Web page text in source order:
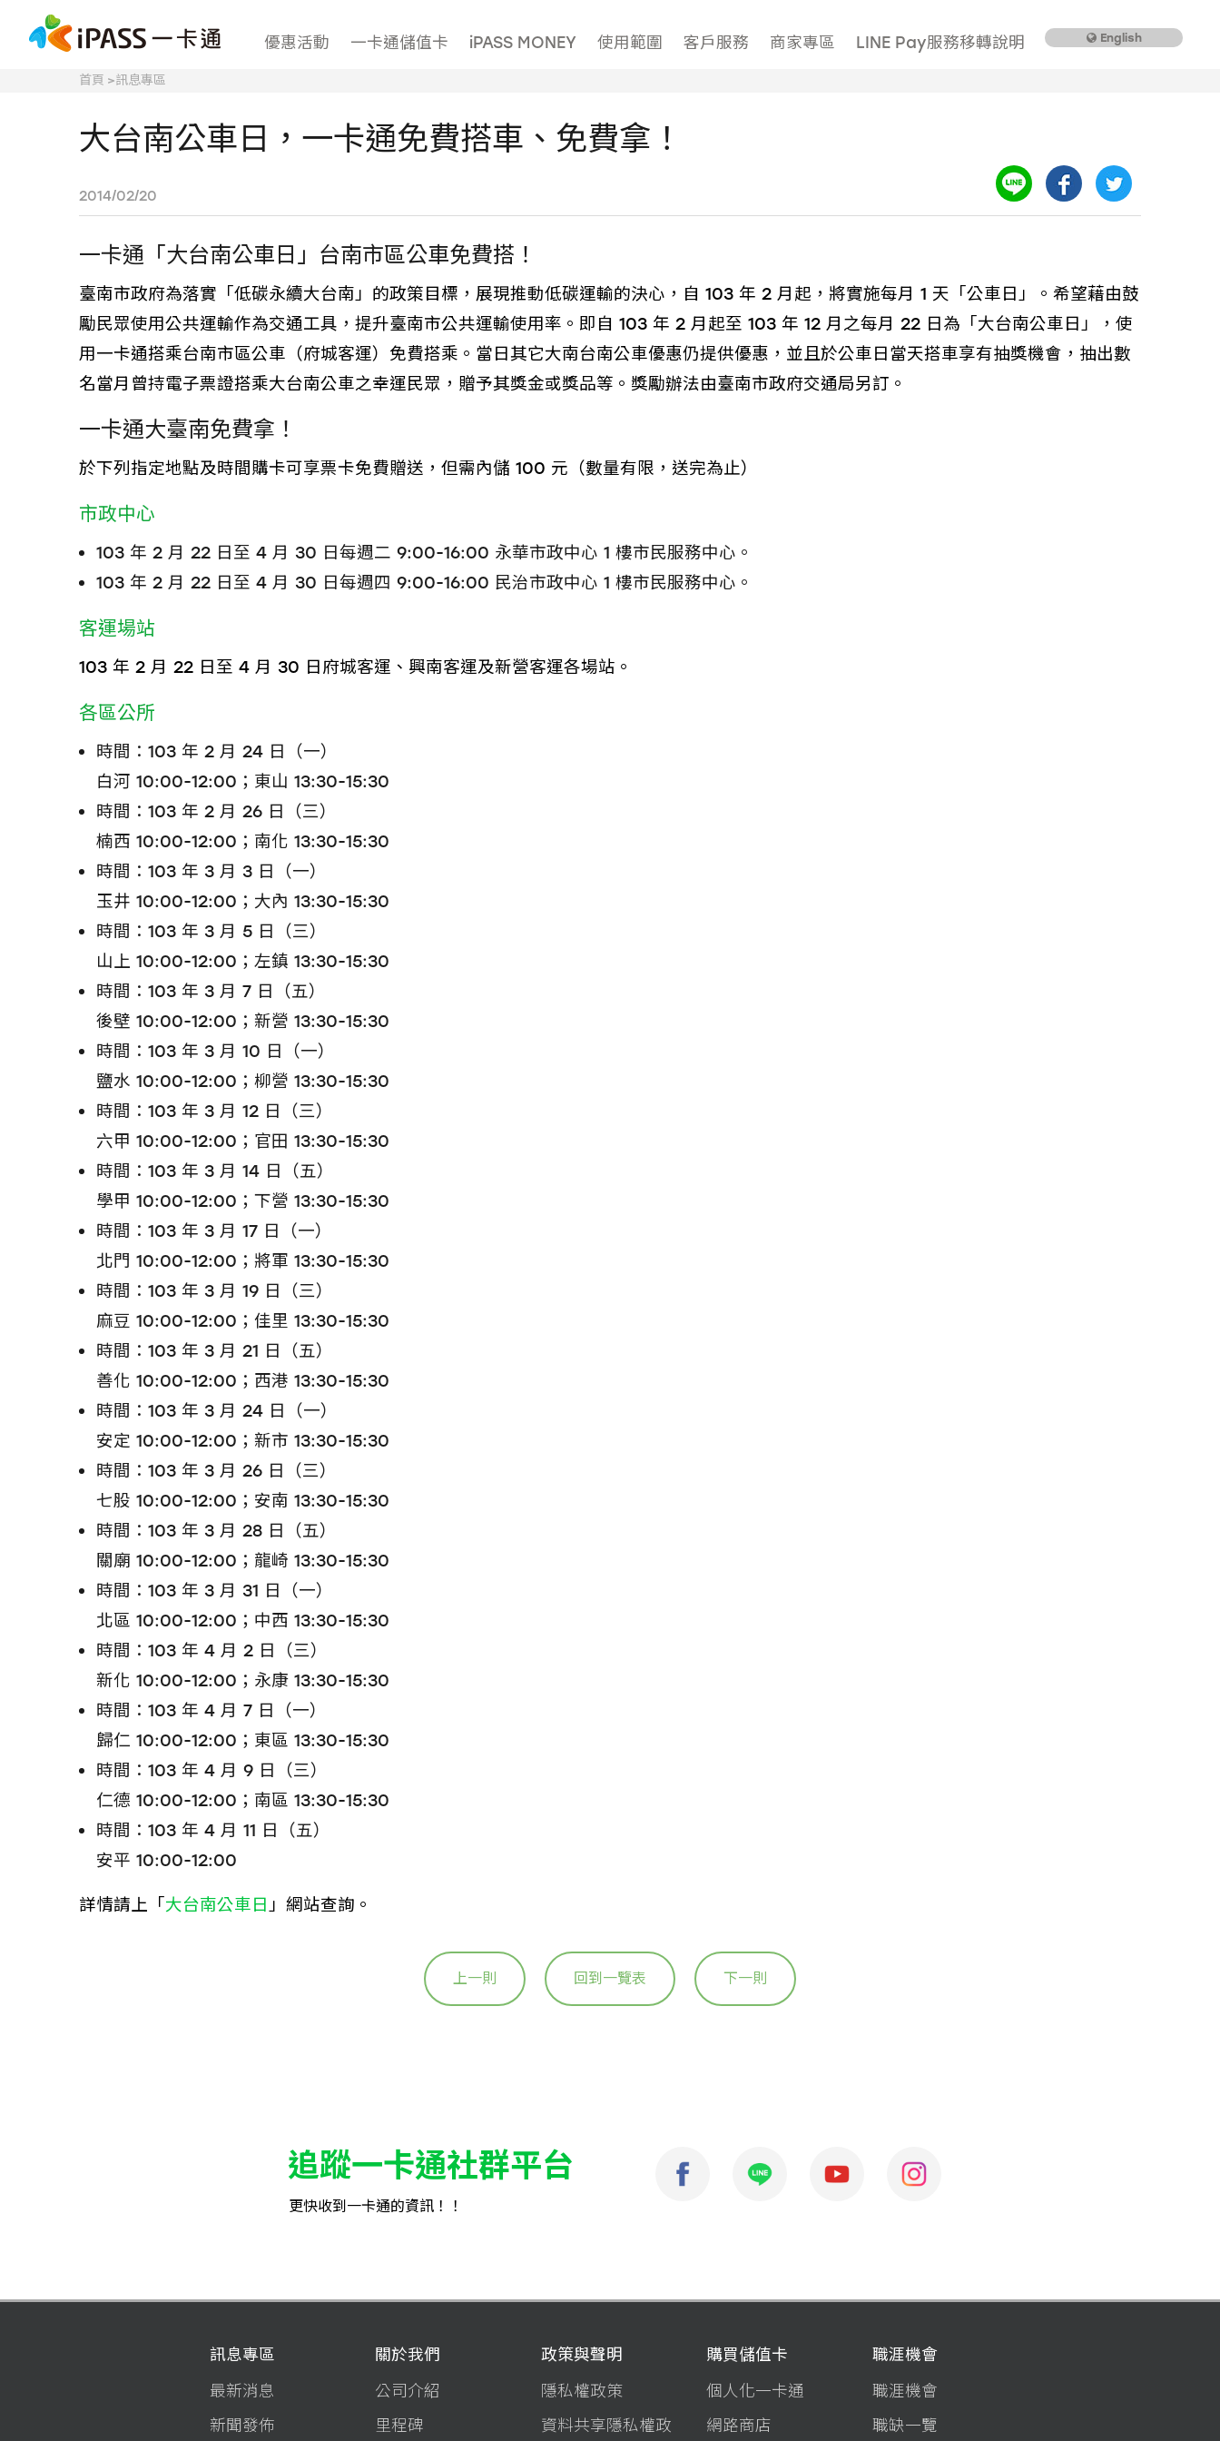
優惠活動 一卡通儲值卡 iPASS MONEY 使用範圍 客戶服務 商家專區 LINE Pay服務移轉說明 English
首頁 >訊息專區
大台南公車日，一卡通免費搭車、免費拿！
2014/02/20
一卡通「大台南公車日」台南市區公車免費搭！
臺南市政府為落實「低碳永續大台南」的政策目標，展現推動低碳運輸的決心，自 103 年 2 月起，將實施每月 1 天「公車日」。希望藉由鼓
勵民眾使用公共運輸作為交通工具，提升臺南市公共運輸使用率。即自 103 年 2 月起至 103 年 12 月之每月 22 日為「大台南公車日」，使
用一卡通搭乘台南市區公車（府城客運）免費搭乘。當日其它大南台南公車優惠仍提供優惠，並且於公車日當天搭車享有抽獎機會，抽出數
名當月曾持電子票證搭乘大台南公車之幸運民眾，贈予其獎金或獎品等。獎勵辦法由臺南市政府交通局另訂。
一卡通大臺南免費拿！
於下列指定地點及時間購卡可享票卡免費贈送，但需內儲 100 元（數量有限，送完為止）
市政中心
103 年 2 月 22 日至 4 月 30 日每週二 9:00-16:00 永華市政中心 1 樓市民服務中心。
103 年 2 月 22 日至 4 月 30 日每週四 9:00-16:00 民治市政中心 1 樓市民服務中心。
客運場站
103 年 2 月 22 日至 4 月 30 日府城客運、興南客運及新營客運各場站。
各區公所
時間：103 年 2 月 24 日（一）
白河 10:00-12:00；東山 13:30-15:30
時間：103 年 2 月 26 日（三）
楠西 10:00-12:00；南化 13:30-15:30
時間：103 年 3 月 3 日（一）
玉井 10:00-12:00；大內 13:30-15:30
時間：103 年 3 月 5 日（三）
山上 10:00-12:00；左鎮 13:30-15:30
時間：103 年 3 月 7 日（五）
後壁 10:00-12:00；新營 13:30-15:30
時間：103 年 3 月 10 日（一）
鹽水 10:00-12:00；柳營 13:30-15:30
時間：103 年 3 月 12 日（三）
六甲 10:00-12:00；官田 13:30-15:30
時間：103 年 3 月 14 日（五）
學甲 10:00-12:00；下營 13:30-15:30
時間：103 年 3 月 17 日（一）
北門 10:00-12:00；將軍 13:30-15:30
時間：103 年 3 月 19 日（三）
麻豆 10:00-12:00；佳里 13:30-15:30
時間：103 年 3 月 21 日（五）
善化 10:00-12:00；西港 13:30-15:30
時間：103 年 3 月 24 日（一）
安定 10:00-12:00；新市 13:30-15:30
時間：103 年 3 月 26 日（三）
七股 10:00-12:00；安南 13:30-15:30
時間：103 年 3 月 28 日（五）
關廟 10:00-12:00；龍崎 13:30-15:30
時間：103 年 3 月 31 日（一）
北區 10:00-12:00；中西 13:30-15:30
時間：103 年 4 月 2 日（三）
新化 10:00-12:00；永康 13:30-15:30
時間：103 年 4 月 7 日（一）
歸仁 10:00-12:00；東區 13:30-15:30
時間：103 年 4 月 9 日（三）
仁德 10:00-12:00；南區 13:30-15:30
時間：103 年 4 月 11 日（五）
安平 10:00-12:00
詳情請上「大台南公車日」網站查詢。
上一則 回到一覽表 下一則
追蹤一卡通社群平台
更快收到一卡通的資訊！！
訊息專區
最新消息
新聞發佈
關於我們
公司介紹
里程碑
政策與聲明
隱私權政策
資料共享隱私權政
購買儲值卡
個人化一卡通
網路商店
職涯機會
職涯機會
職缺一覽